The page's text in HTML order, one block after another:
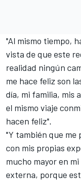
"Al mismo tiempo,
vista de que este
realidad ningún
me hace feliz son
día, mi familia, mis
el mismo viaje
hacen feliz".
"Y también que
con mis propias
mucho mayor en
externa, porque